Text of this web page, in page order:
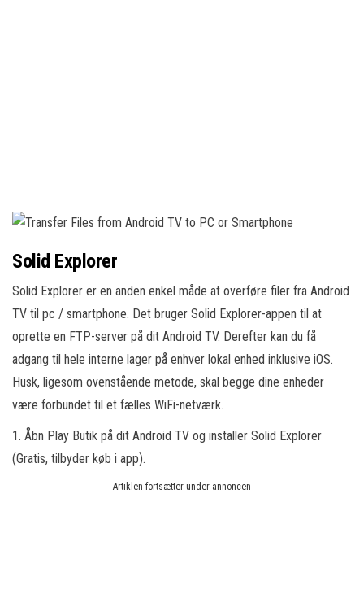
Solid Explorer
Solid Explorer er en anden enkel måde at overføre filer fra Android
TV til pc / smartphone. Det bruger Solid Explorer-appen til at
oprette en FTP-server på dit Android TV. Derefter kan du få
adgang til hele interne lager på enhver lokal enhed inklusive iOS.
Husk, ligesom ovenstående metode, skal begge dine enheder
være forbundet til et fælles WiFi-netværk.
1. Åbn Play Butik på dit Android TV og installer Solid Explorer
(Gratis, tilbyder køb i app).
Artiklen fortsætter under annoncen